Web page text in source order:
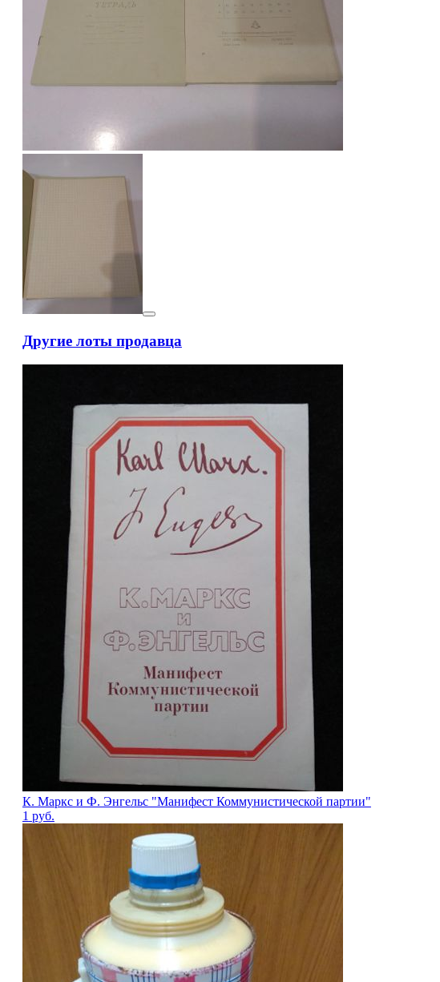
Другие лоты продавца
К. Маркс и Ф. Энгельс "Манифест Коммунистической партии"
1 руб.